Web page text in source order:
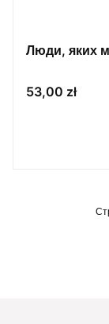
Люди, яких
Цена
53,00 zł